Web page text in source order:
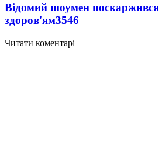
Відомий шоумен поскаржився
здоров'ям3546
Читати коментарі